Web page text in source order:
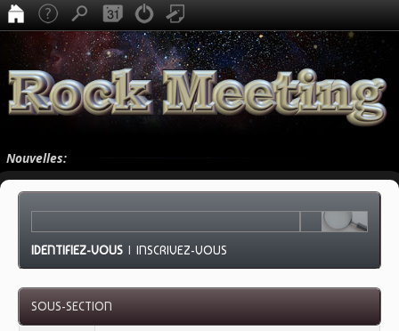
Nouvelles:
IDENTIFIEZ-VOUS |INSCRIVEZ-VOUS
SOUS-SECTION